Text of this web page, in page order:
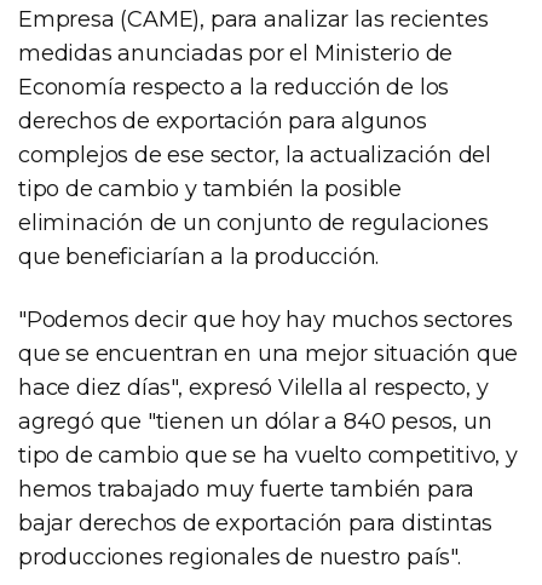
Empresa (CAME), para analizar las recientes
medidas anunciadas por el Ministerio de
Economía respecto a la reducción de los
derechos de exportación para algunos
complejos de ese sector, la actualización del
tipo de cambio y también la posible
eliminación de un conjunto de regulaciones
que beneficiarían a la producción.
"Podemos decir que hoy hay muchos sectores
que se encuentran en una mejor situación que
hace diez días", expresó Vilella al respecto, y
agregó que "tienen un dólar a 840 pesos, un
tipo de cambio que se ha vuelto competitivo, y
hemos trabajado muy fuerte también para
bajar derechos de exportación para distintas
producciones regionales de nuestro país".